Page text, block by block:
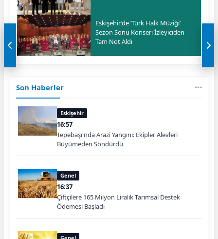
Eskişehir’de ‘Türk Halk Müziği’
Sezon Sonu Konseri İzleyiciden
Tam Not Aldı
Son Haberler
Eskişehir
16:57
Tepebaşı'nda Arazi Yangını: Ekipler Alevleri
Büyümeden Söndürdü
Genel
16:37
Çiftçilere 165 Milyon Liralık Tarımsal Destek
Ödemesi Başladı